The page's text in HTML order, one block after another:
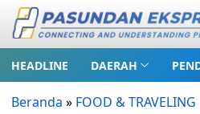
HEADLINE DAERAH
Beranda » FOOD & TRAVELING